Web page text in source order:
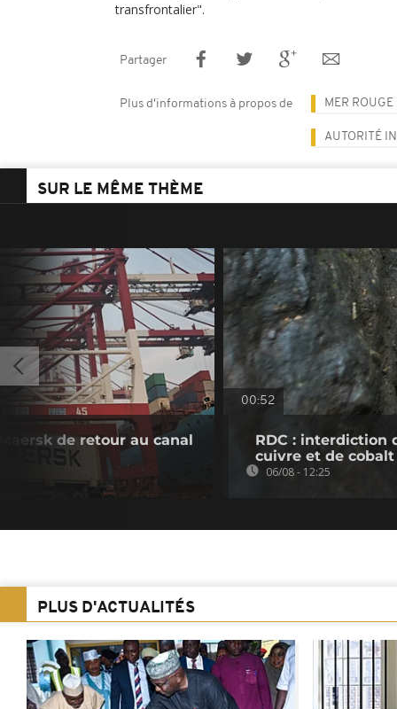
transfrontalier".
Partager
Plus d'informations à propos de MER ROUGE
AUTORITÉ
SUR LE MÊME THÈME
de retour au canal
00:52
RDC : interdiction
cuivre et de cobalt
06/08 - 12:25
PLUS D'ACTUALITÉS